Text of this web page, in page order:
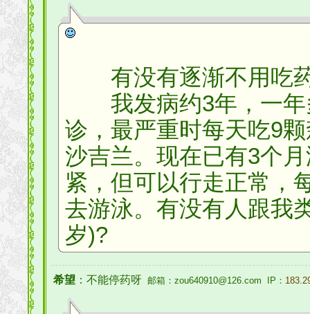
有没有逐渐不用吃
我发病约3年，一年
诊，最严重时每天吃9
沙吉兰。现在已有3个
紧，但可以行走正常，
去游泳。有没有人跟我
岁)?
希望 ：不能停药呀 邮箱：zou640910@126.com IP：